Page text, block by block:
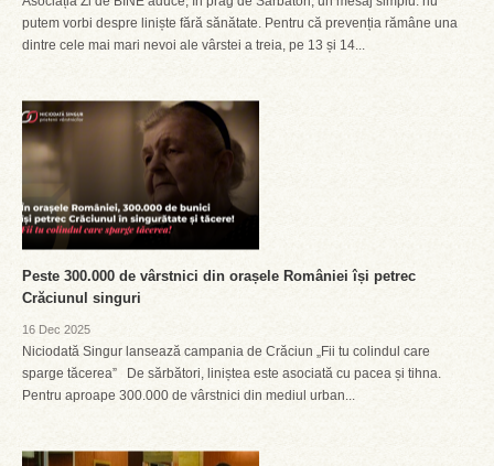
putem vorbi despre liniște fără sănătate. Pentru că prevenția rămâne una
dintre cele mai mari nevoi ale vârstei a treia, pe 13 și 14...
Peste 300.000 de vârstnici din orașele României își petrec
Crăciunul singuri
16 Dec 2025
Niciodată Singur lansează campania de Crăciun „Fii tu colindul care
sparge tăcerea” De sărbători, liniștea este asociată cu pacea și tihna.
Pentru aproape 300.000 de vârstnici din mediul urban...